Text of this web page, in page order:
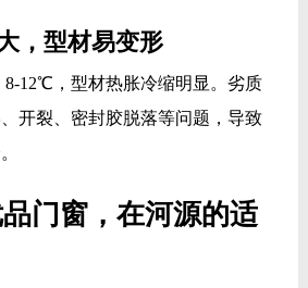
，型材易变形
8-12℃，型材热胀冷缩明显。劣质
开裂、密封胶脱落等问题，导致
门窗，在河源的适